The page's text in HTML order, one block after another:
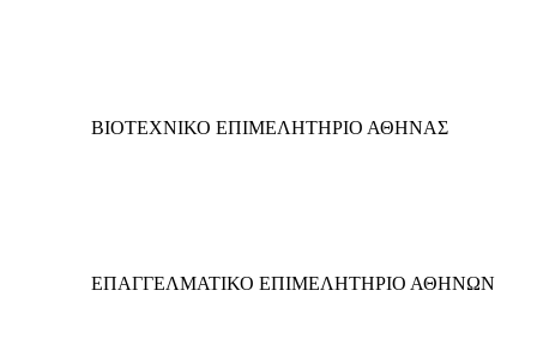
ΒΙΟΤΕΧΝΙΚΟ ΕΠΙΜΕΛΗΤΗΡΙΟ ΑΘΗΝΑΣ
ΕΠΑΓΓΕΛΜΑΤΙΚΟ ΕΠΙΜΕΛΗΤΗΡΙΟ ΑΘΗΝΩΝ